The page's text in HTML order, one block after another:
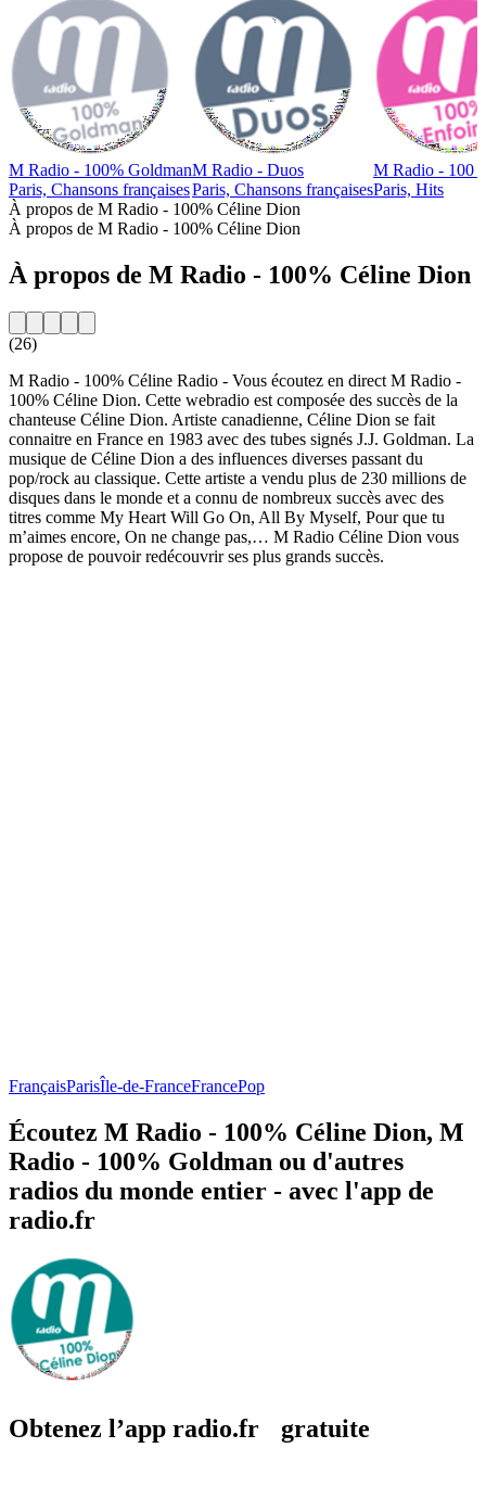
M Radio - 100% Goldman
Paris, Chansons françaises
M Radio - Duos
Paris, Chansons françaises
M Radio - 100
Paris, Hits
À propos de M Radio - 100% Céline Dion
À propos de M Radio - 100% Céline Dion
À propos de M Radio - 100% Céline Dion
(26)
M Radio - 100% Céline Radio - Vous écoutez en direct M Radio -
100% Céline Dion. Cette webradio est composée des succès de la
chanteuse Céline Dion. Artiste canadienne, Céline Dion se fait
connaitre en France en 1983 avec des tubes signés J.J. Goldman. La
musique de Céline Dion a des influences diverses passant du
pop/rock au classique. Cette artiste a vendu plus de 230 millions de
disques dans le monde et a connu de nombreux succès avec des
titres comme My Heart Will Go On, All By Myself, Pour que tu
m’aimes encore, On ne change pas,… M Radio Céline Dion vous
propose de pouvoir redécouvrir ses plus grands succès.
FrançaisParisÎle-de-FranceFrancePop
Écoutez M Radio - 100% Céline Dion, M
Radio - 100% Goldman ou d'autres
radios du monde entier - avec l'app de
radio.fr
Obtenez l’app radio.fr gratuite